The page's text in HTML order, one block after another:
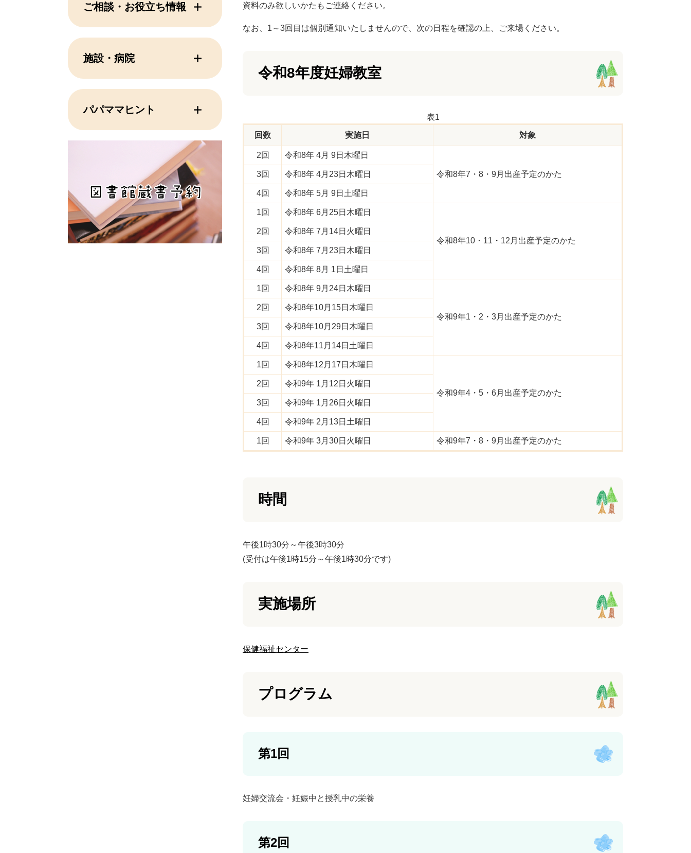
資料のみ欲しいかたもご連絡ください。
なお、1～3回目は個別通知いたしませんので、次の日程を確認の上、ご来場ください。
令和8年度妊婦教室
表1
回数 実施日 対象
2回 令和8年 4月 9日木曜日
令和8年7・8・9月出産予定のかた
3回 令和8年 4月23日木曜日
4回 令和8年 5月 9日土曜日
1回 令和8年 6月25日木曜日
令和8年10・11・12月出産予定のかた
2回 令和8年 7月14日火曜日
3回 令和8年 7月23日木曜日
4回 令和8年 8月 1日土曜日
1回 令和8年 9月24日木曜日
令和9年1・2・3月出産予定のかた
2回 令和8年10月15日木曜日
3回 令和8年10月29日木曜日
4回 令和8年11月14日土曜日
1回 令和8年12月17日木曜日
令和9年4・5・6月出産予定のかた
2回 令和9年 1月12日火曜日
3回 令和9年 1月26日火曜日
4回 令和9年 2月13日土曜日
1回 令和9年 3月30日火曜日 令和9年7・8・9月出産予定のかた
時間
午後1時30分～午後3時30分
(受付は午後1時15分～午後1時30分です)
実施場所
保健福祉センター
プログラム
第1回
妊婦交流会・妊娠中と授乳中の栄養
第2回
ご相談・お役立ち情報
施設・病院
パパママヒント